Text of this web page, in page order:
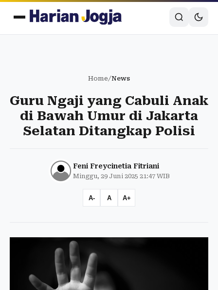
Home/News
Guru Ngaji yang Cabuli Anak
di Bawah Umur di Jakarta
Selatan Ditangkap Polisi
Feni Freycinetia Fitriani
Minggu, 29 Juni 2025 21:47 WIB
A- A A+